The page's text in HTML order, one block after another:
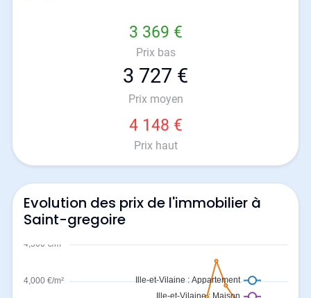
3 369 €
Prix bas
3 727 €
Prix moyen
4 148 €
Prix haut
Evolution des prix de l'immobilier à
Saint-gregoire